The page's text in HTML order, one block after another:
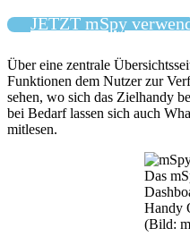
JETZT mSpy
Über eine zentrale
Funktionen dem Nutzer zur
sehen, wo sich das Zielhandy
bei Bedarf lassen sich auch
mitlesen.
Das
Handy
(Bild: